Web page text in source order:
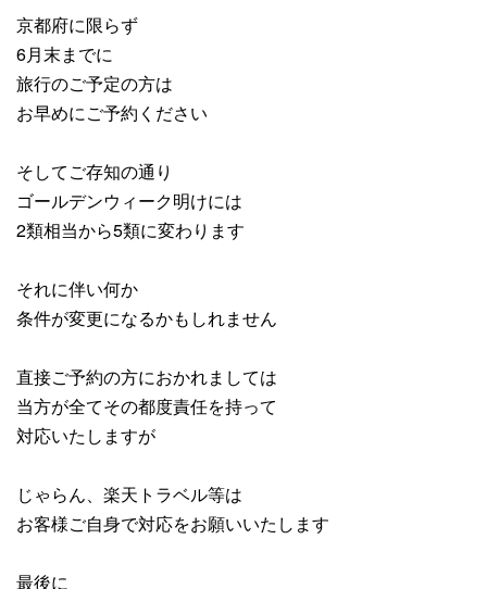
京都府に限らず
6月末までに
旅行のご予定の方は
お早めにご予約ください
そしてご存知の通り
ゴールデンウィーク明けには
2類相当から5類に変わります
それに伴い何か
条件が変更になるかもしれません
直接ご予約の方におかれましては
当方が全てその都度責任を持って
対応いたしますが
じゃらん、楽天トラベル等は
お客様ご自身で対応をお願いいたします
最後に